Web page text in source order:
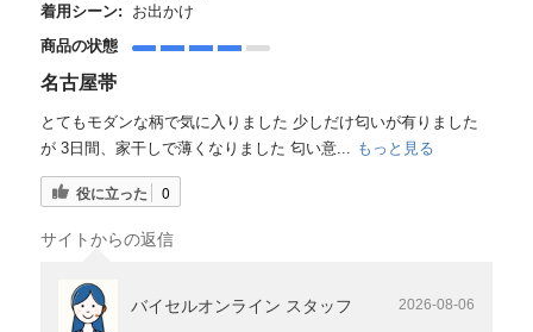
着用シーン:
お出かけ
商品の状態
名古屋帯
とてもモダンな柄で気に入りました 少しだけ匂いが有りました
が 3日間、家干しで薄くなりました 匂い意...
もっと見る
役に立った 0
サイトからの返信
バイセルオンライン スタッフ 2026-08-06